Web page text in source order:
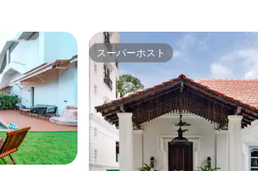
スーパーホスト
スーパーホスト